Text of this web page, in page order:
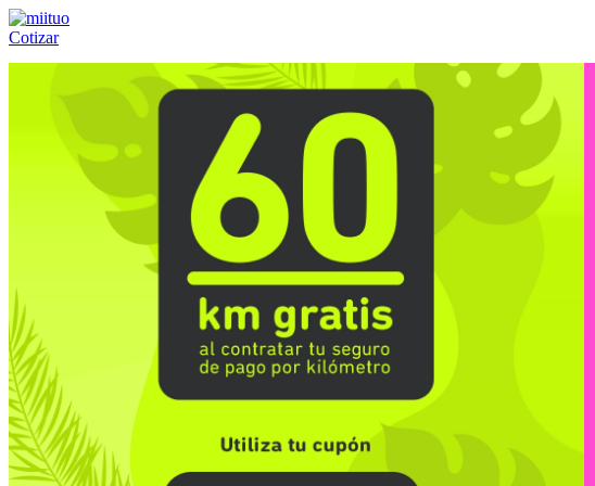
Cotizar
(55) 84-21-05-00ó800-953-00-59